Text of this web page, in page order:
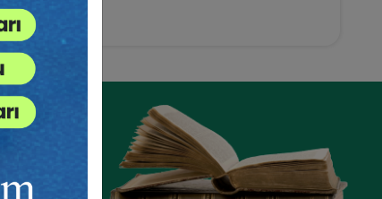
Tüketici Hukuku Enstitüsü